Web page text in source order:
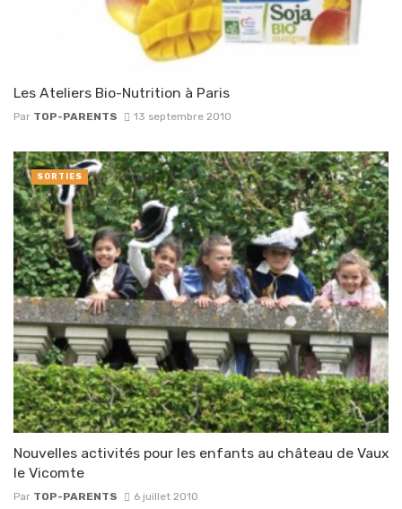
Les Ateliers Bio-Nutrition à Paris
Par TOP-PARENTS 13 septembre 2010
Nouvelles activités pour les enfants au château de Vaux
le Vicomte
Par TOP-PARENTS 6 juillet 2010
SORTIES